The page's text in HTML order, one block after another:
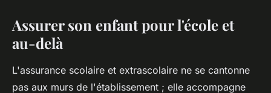
Assurer son enfant pour l'école et
au-delà
L'assurance scolaire et extrascolaire ne se cantonne
pas aux murs de l'établissement ; elle accompagne